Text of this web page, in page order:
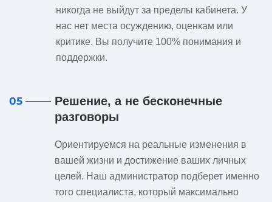
никогда не выйдут за пределы кабинета. У
нас нет места осуждению, оценкам или
критике. Вы получите 100% понимания и
поддержки.
05
Решение, а не бесконечные
разговоры
Ориентируемся на реальные изменения в
вашей жизни и достижение ваших личных
целей. Наш администратор подберет именно
того специалиста, который максимально